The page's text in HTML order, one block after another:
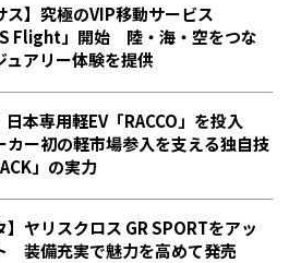
ス】究極のVIP移動サービス
Flight」開始 陸・海・空をつな
ュアリー体験を提供
日本専用軽EV「RACCO」を投入
カー初の軽市場参入を支える独自技
」の実力
】ヤリスクロス GR SPORTをアッ
装備充実で魅力を高めて発売